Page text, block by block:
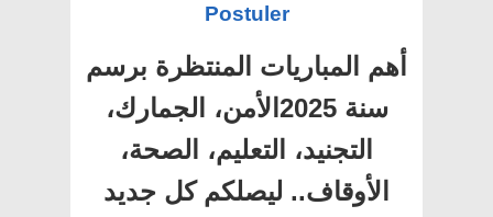
Postuler
أهم المباريات المنتظرة برسم
سنة 2025الأمن، الجمارك،
التجنيد، التعليم، الصحة،
الأوقاف.. ليصلكم كل جديد